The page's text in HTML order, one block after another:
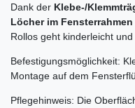
Dank der Klebe-/
Löcher im Fensterrahmen
Rollos geht kinderleicht
Befestigungsmöglichkeit:
Montage auf dem
Pflegehinweis: Die